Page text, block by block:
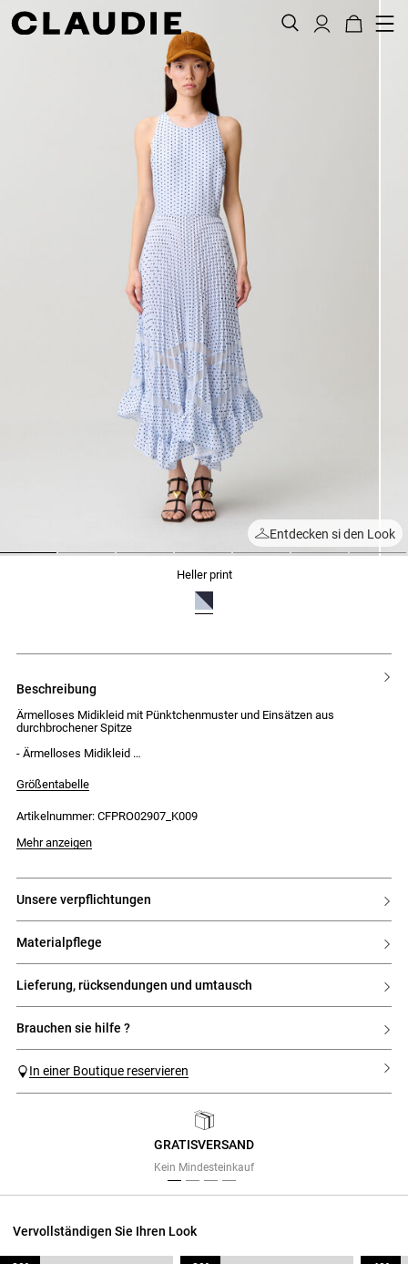
Entdecken si den Look
heller print
beschreibung
Ärmelloses Midikleid mit Pünktchenmuster und Einsätzen aus
durchbrochener Spitze
- Ärmelloses Midikleid
- Rundhalsausschnitt
- Im Rücken gekreuzte Träger
- Rocksaum mit Volants
- Seitlicher Reißverschluss
Größentabelle
Artikelnummer: CFPRO02907_K009
Mehr anzeigen
unsere verpflichtungen
materialpflege
lieferung, rücksendungen und umtausch
brauchen sie hilfe ?
In einer Boutique reservieren
GRATISVERSAND
Kein Mindesteinkauf
Vervollständigen Sie Ihren Look